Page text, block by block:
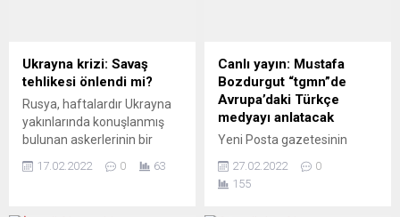
Ukrayna krizi: Savaş
tehlikesi önlendi mi?
Rusya, haftalardır Ukrayna
yakınlarında konuşlanmış
bulunan askerlerinin bir
açıkladı. ABD bu çarşamba
17.02.2022 0 63
Canlı yayın: Mustafa
Bozdurgut “tgmn”de
Avrupa’daki Türkçe
medyayı anlatacak
Yeni Posta gazetesinin
geleneksel gazete ve 25
yıllık internet yayıncılığı
27.02.2022
0
155